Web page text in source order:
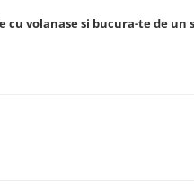
volanase si bucura-te de un